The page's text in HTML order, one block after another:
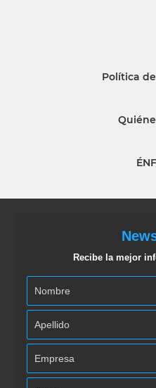
Política
Recibe la mejor